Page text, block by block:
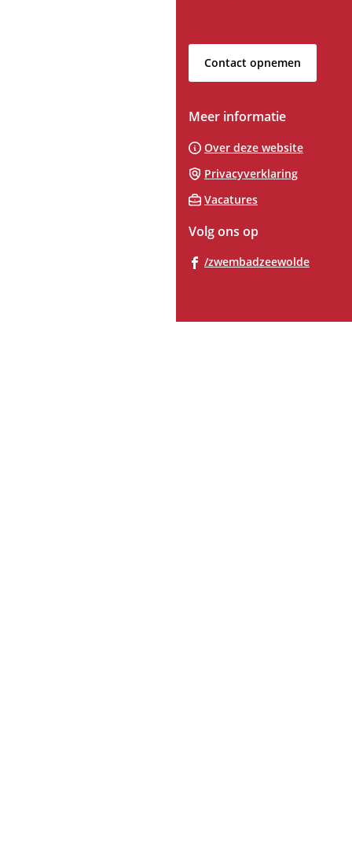
paginainhoud
Contact opnemen
Meer informatie
Over deze website
Privacyverklaring
Vacatures
Volg ons op
/zwembadzeewolde